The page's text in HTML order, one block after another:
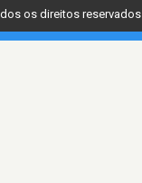
os direitos reservados